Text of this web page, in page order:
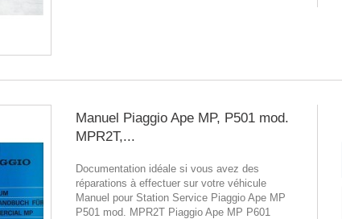
Manuel Piaggio Ape MP, P501 mod.
MPR2T,...
Documentation idéale si vous avez des
réparations à effectuer sur votre véhicule
Manuel pour Station Service Piaggio Ape MP
P501 mod. MPR2T Piaggio Ape MP P601